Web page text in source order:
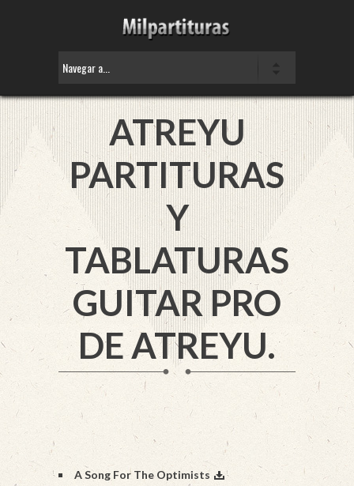
ATREYU
PARTITURAS
Y
TABLATURAS
GUITAR PRO
DE ATREYU.
A Song For The Optimists